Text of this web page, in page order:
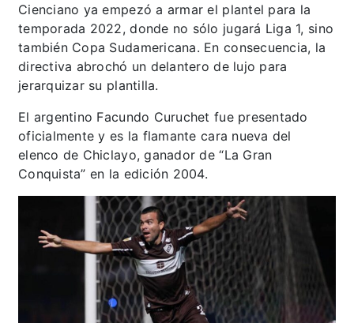
Cienciano ya empezó a armar el plantel para la
temporada 2022, donde no sólo jugará Liga 1, sino
también Copa Sudamericana. En consecuencia, la
directiva abrochó un delantero de lujo para
jerarquizar su plantilla.
El argentino Facundo Curuchet fue presentado
oficialmente y es la flamante cara nueva del
elenco de Chiclayo, ganador de “La Gran
Conquista” en la edición 2004.